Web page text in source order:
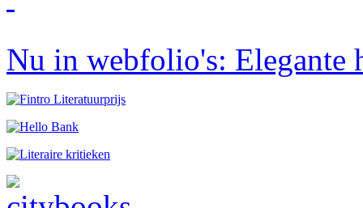
Nu in webfolio's: Elegante